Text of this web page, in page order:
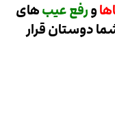
ورفع عیبهای
شما دوستان قرار